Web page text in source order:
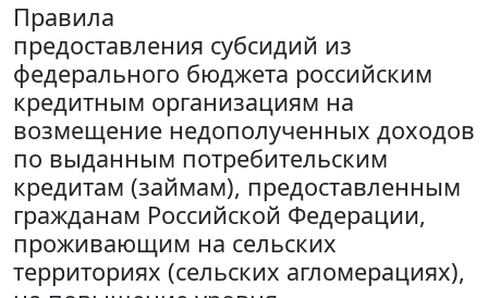
Правила
предоставления субсидий из
федерального бюджета российским
кредитным организациям на
возмещение недополученных доходов
по выданным потребительским
кредитам (займам), предоставленным
гражданам Российской Федерации,
проживающим на сельских
территориях (сельских агломерациях),